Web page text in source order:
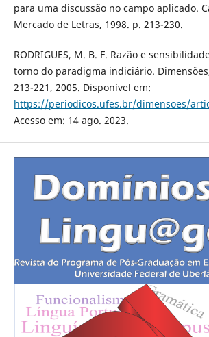
para uma discussão no campo aplicado.
Mercado de Letras, 1998. p. 213-230.
RODRIGUES, M. B. F. Razão e
torno do paradigma indiciário.
213-221, 2005. Disponível em:
https://periodicos.ufes.br/dimensoes/
Acesso em: 14 ago. 2023.